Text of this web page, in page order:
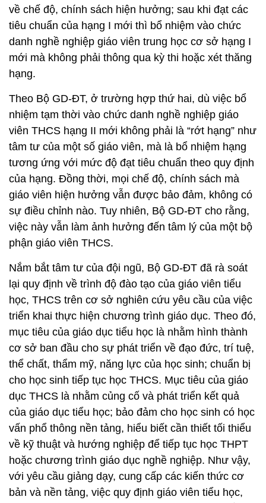
về chế độ, chính sách hiện hưởng; sau khi đạt các
tiêu chuẩn của hạng I mới thì bổ nhiệm vào chức
danh nghề nghiệp giáo viên trung học cơ sở hạng I
mới mà không phải thông qua kỳ thi hoặc xét thăng
hạng.
Theo Bộ GD-ĐT, ở trường hợp thứ hai, dù việc bổ
nhiệm tạm thời vào chức danh nghề nghiệp giáo
viên THCS hạng II mới không phải là “rớt hạng” như
tâm tư của một số giáo viên, mà là bổ nhiệm hạng
tương ứng với mức độ đạt tiêu chuẩn theo quy định
của hạng. Đồng thời, mọi chế độ, chính sách mà
giáo viên hiện hưởng vẫn được bảo đảm, không có
sự điều chỉnh nào. Tuy nhiên, Bộ GD-ĐT cho rằng,
việc này vẫn làm ảnh hưởng đến tâm lý của một bộ
phận giáo viên THCS.
Nắm bắt tâm tư của đội ngũ, Bộ GD-ĐT đã rà soát
lại quy định về trình độ đào tạo của giáo viên tiểu
học, THCS trên cơ sở nghiên cứu yêu cầu của việc
triển khai thực hiện chương trình giáo dục. Theo đó,
mục tiêu của giáo dục tiểu học là nhằm hình thành
cơ sở ban đầu cho sự phát triển về đạo đức, trí tuệ,
thể chất, thẩm mỹ, năng lực của học sinh; chuẩn bị
cho học sinh tiếp tục học THCS. Mục tiêu của giáo
dục THCS là nhằm củng cố và phát triển kết quả
của giáo dục tiểu học; bảo đảm cho học sinh có học
vấn phổ thông nền tảng, hiểu biết cần thiết tối thiểu
về kỹ thuật và hướng nghiệp để tiếp tục học THPT
hoặc chương trình giáo dục nghề nghiệp. Như vậy,
với yêu cầu giảng dạy, cung cấp các kiến thức cơ
bản và nền tảng, việc quy định giáo viên tiểu học,